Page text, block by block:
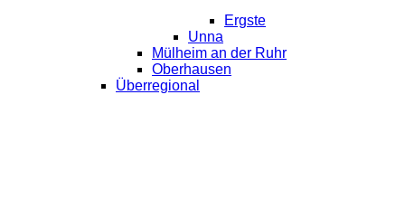
Ergste
Unna
Mülheim an der Ruhr
Oberhausen
Überregional